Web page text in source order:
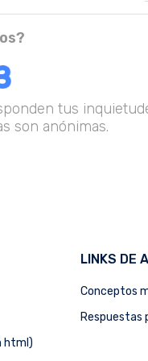
tus
son anónimas.
html)
LINKS DE
Conceptos
Respuestas